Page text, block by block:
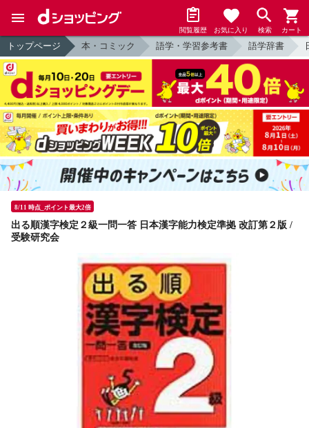
閲覧履歴 お気に入り 検索 カート
トップページ 本・コミック 語学・学習参考書 語学辞書
8/11 時点_ポイント最大2倍
出る順漢字検定２級一問一答 日本漢字能力検定準拠 改訂第２版 /
受験研究会